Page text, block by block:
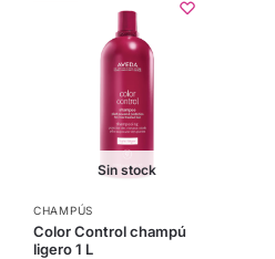
Sin stock
CHAMPÚS
Color Control champú
ligero 1 L